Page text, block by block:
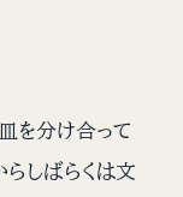
を分け合って
らしばらくは文